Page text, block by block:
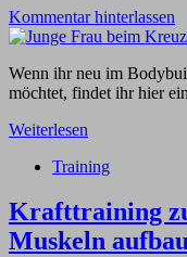
Kommentar hinterlassen
Wenn ihr neu im
möchtet, findet ihr hier
Weiterlesen
Training
Krafttraining
Muskeln